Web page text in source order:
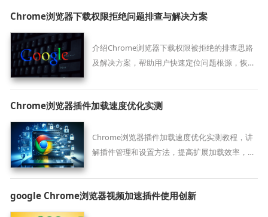
Chrome浏览器下载权限拒绝问题排查与解决方案
介绍Chrome浏览器下载权限被拒绝的排查思路
及解决方案，帮助用户快速定位问题根源，恢复
Chrome浏览器插件加载速度优化实测
Chrome浏览器插件加载速度优化实测教程，讲
解插件管理和设置方法，提高扩展加载效率，提
google Chrome浏览器视频加速插件使用创新